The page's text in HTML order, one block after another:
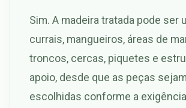
Sim. A madeira tratada pode ser
currais, mangueiros, áreas de
troncos, cercas, piquetes e
apoio, desde que as peças sejam
escolhidas conforme a